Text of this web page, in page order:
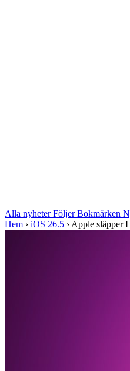
Alla nyheterFöljerBokmärken
Hem › iOS 26.5 › Apple släpper